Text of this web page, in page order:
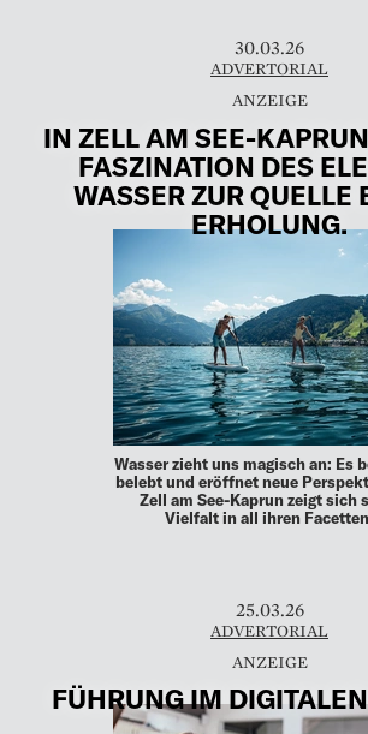
30.03.26
ADVERTORIAL
IN ZELL AM SEE-
FASZINATION DES
WASSER ZUR QUELLE
ERHOLUNG.
Wasser zieht uns magisch an: Es
belebt und eröffnet neue
Zell am See-Kaprun zeigt sich
Vielfalt in all ihren
25.03.26
ADVERTORIAL
FÜHRUNG IM